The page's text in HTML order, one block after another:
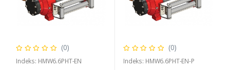
(0)
Indeks: HMW6.6PHT-EN
(0)
Indeks: HMW6.6PHT-EN-P